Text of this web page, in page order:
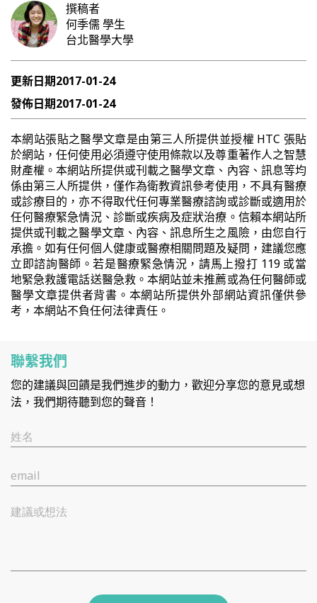
撰稿者
何季儒學生
台北醫學大學
更新日期2017-01-24
發佈日期2017-01-24
本網站張貼之醫學文章是由第三人所提供並授權 HTC 張貼
於網站，任何使用必須遵守使用條款以及尊重著作人之智慧
財產權。本網站所提供或刊載之醫學文章、內容、訊息等均
係由第三人所提供，僅作為衛教資訊參考使用，不具有醫療
或診療目的，亦不得取代任何專業醫療諮詢或診斷或適用於
任何醫療緊急情況、診斷或疾病及症狀治療。信賴本網站所
提供或刊載之醫學文章、內容、訊息所生之風險，由您自行
承擔。如有任何個人健康或醫療相關問題及疑問，建議您應
立即諮詢醫師。若是醫療緊急情況，請馬上撥打 119 或當
地緊急救護電話送醫急救。本網站並未推薦或為任何醫師或
醫學文章提供者背書。本網站所提供外部網站資訊僅供參
考，本網站不負任何法律責任。
聯繫我們
您的建議與回饋是我們進步的動力，歡迎分享您的意見或想
法，我們期待聽到您的聲音！
姓名
email
建議或想法